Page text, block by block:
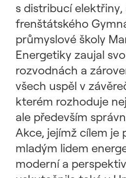
s distribucí
frenštátského
průmyslové školy
Energetiky zaujal
rozvodnách a
všech uspěl v
kterém rozhoduje
ale především
Akce, jejímž cílem je
mladým lidem
moderní a